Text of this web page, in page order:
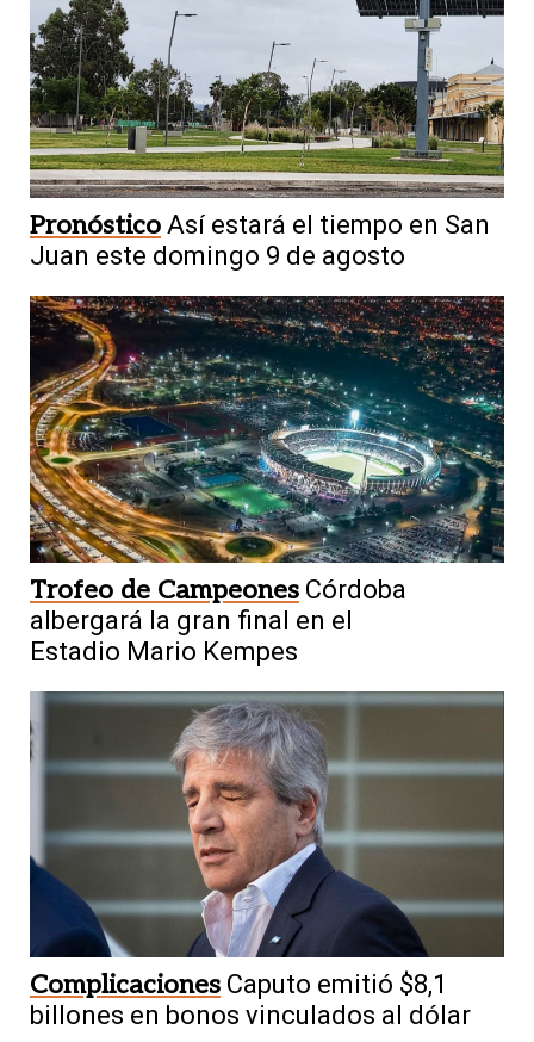
Pronóstico Así estará el tiempo en San
Juan este domingo 9 de agosto
Trofeo de Campeones Córdoba
albergará la gran final en el
Estadio Mario Kempes
Complicaciones Caputo emitió $8,1
billones en bonos vinculados al dólar